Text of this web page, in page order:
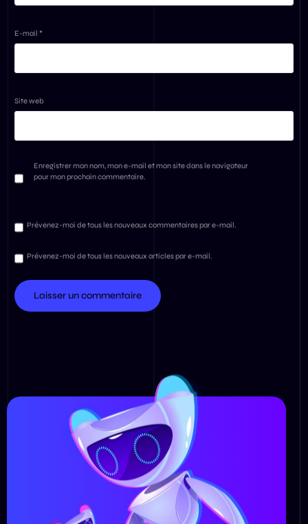
E-mail*
Site web
Enregistrer mon nom, mon e-mail et mon site dans le navigateur
pour mon prochain commentaire.
Prévenez-moi de tous les nouveaux commentaires par e-mail.
Prévenez-moi de tous les nouveaux articles par e-mail.